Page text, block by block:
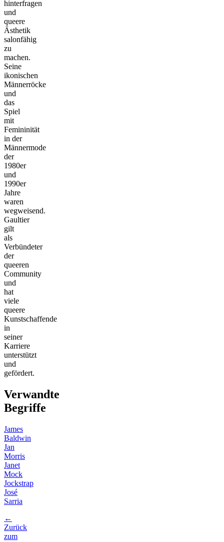
hinterfragen
und
queere
Ästhetik
salonfähig
zu
machen.
Seine
ikonischen
Männerröcke
und
das
Spiel
mit
Femininität
in der
Männermode
der
1980er
und
1990er
Jahre
waren
wegweisend.
Gaultier
gilt
als
Verbündeter
der
queeren
Community
und
hat
viele
queere
Kunstschaffende
in
seiner
Karriere
unterstützt
und
gefördert.
Verwandte
Begriffe
James
Baldwin
Jan
Morris
Janet
Mock
Jockstrap
José
Sarria
←
Zurück
zum